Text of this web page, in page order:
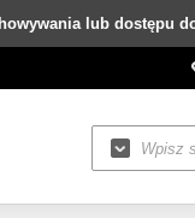
lub dostępu